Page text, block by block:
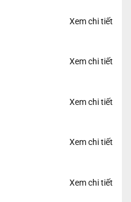
Xem chi tiết
Xem chi tiết
Xem chi tiết
Xem chi tiết
Xem chi tiết